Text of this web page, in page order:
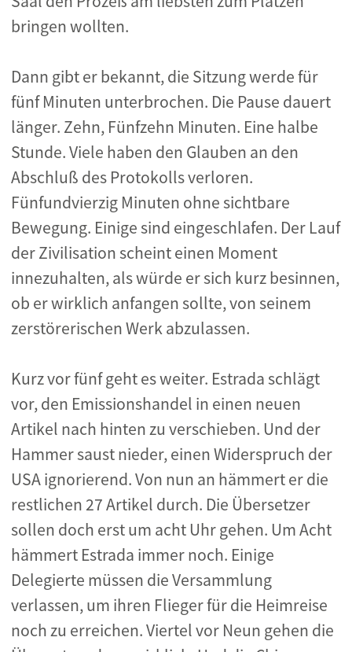
bringen wollten.
Dann gibt er bekannt, die Sitzung werde für
fünf Minuten unterbrochen. Die Pause dauert
länger. Zehn, Fünfzehn Minuten. Eine halbe
Stunde. Viele haben den Glauben an den
Abschluß des Protokolls verloren.
Fünfundvierzig Minuten ohne sichtbare
Bewegung. Einige sind eingeschlafen. Der Lauf
der Zivilisation scheint einen Moment
innezuhalten, als würde er sich kurz besinnen,
ob er wirklich anfangen sollte, von seinem
zerstörerischen Werk abzulassen.
Kurz vor fünf geht es weiter. Estrada schlägt
vor, den Emissionshandel in einen neuen
Artikel nach hinten zu verschieben. Und der
Hammer saust nieder, einen Widerspruch der
USA ignorierend. Von nun an hämmert er die
restlichen 27 Artikel durch. Die Übersetzer
sollen doch erst um acht Uhr gehen. Um Acht
hämmert Estrada immer noch. Einige
Delegierte müssen die Versammlung
verlassen, um ihren Flieger für die Heimreise
noch zu erreichen. Viertel vor Neun gehen die